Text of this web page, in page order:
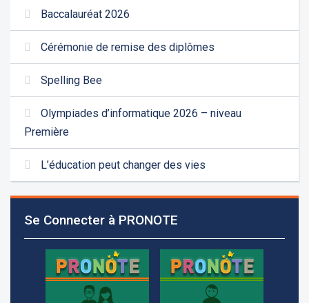
Baccalauréat 2026
Cérémonie de remise des diplômes
Spelling Bee
Olympiades d’informatique 2026 – niveau
Première
L’éducation peut changer des vies
Se Connecter à PRONOTE
l'établissement selon des rendez-vous fixés à
l’avance.
+961 25 601 171
+961 25 601 172
+961 3 669 641